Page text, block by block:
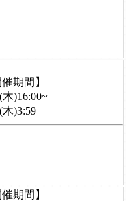
催期間】
木)16:00~
木)3:59
催期間】